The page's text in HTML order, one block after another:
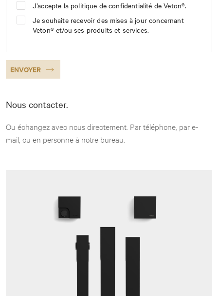
J’accepte la politique de confidentialité de Veton®.
Je souhaite recevoir des mises à jour concernant
Veton® et/ou ses produits et services.
Nous contacter.
Ou échangez avec nous directement. Par téléphone, par e-
mail, ou en personne à notre bureau.